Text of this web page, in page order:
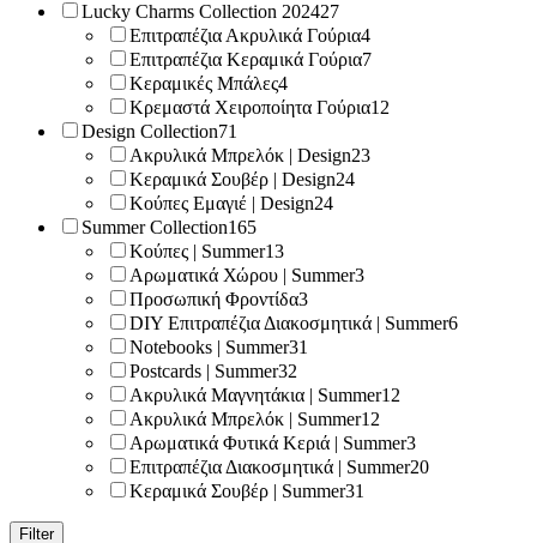
Lucky Charms Collection 202427
Επιτραπέζια Ακρυλικά Γούρια4
Επιτραπέζια Κεραμικά Γούρια7
Κεραμικές Μπάλες4
Κρεμαστά Χειροποίητα Γούρια12
Design Collection71
Ακρυλικά Μπρελόκ | Design23
Κεραμικά Σουβέρ | Design24
Κούπες Εμαγιέ | Design24
Summer Collection165
Κούπες | Summer13
Αρωματικά Χώρου | Summer3
Προσωπική Φροντίδα3
DIY Επιτραπέζια Διακοσμητικά | Summer6
Notebooks | Summer31
Postcards | Summer32
Ακρυλικά Μαγνητάκια | Summer12
Ακρυλικά Μπρελόκ | Summer12
Αρωματικά Φυτικά Κεριά | Summer3
Επιτραπέζια Διακοσμητικά | Summer20
Κεραμικά Σουβέρ | Summer31
Filter